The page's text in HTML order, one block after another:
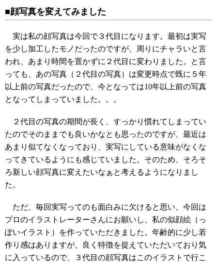
■顔写真を変えてみました
実は私の顔写真は今回で３代目になります。最初は実写
を少し加工したモノだったのですが、周りにチャラいと言
われ、あまり時間を置かずに２代目に変わりました。と言
っても、あの写真（２代目の写真）は変更時点で既に５年
以上前の写真だったので、今となっては10年以上前の写真
となってしまっていました。。。
２代目の写真の期間が長く、すっかり慣れてしまってい
たのでそのままでも良いかなとも思ったのですが、最近は
あまり似てなくなっており、実写にしている意味がなくな
ってきているようにも感じていました。そのため、そろそ
ろ新しい顔写真に変えたいなぁと考えるようになりまし
た。
ただ、毎回実写ってのも面白みに欠けると思い、今回は
プロのイラストレーターさんにお願いし、私の似顔絵（っ
ぽいイラスト）を作っていただきました。年齢的に少し若
作り感はありますが、良く特徴を捉えていただいており気
に入っているので、３代目の顔写真はこのイラストで行こ